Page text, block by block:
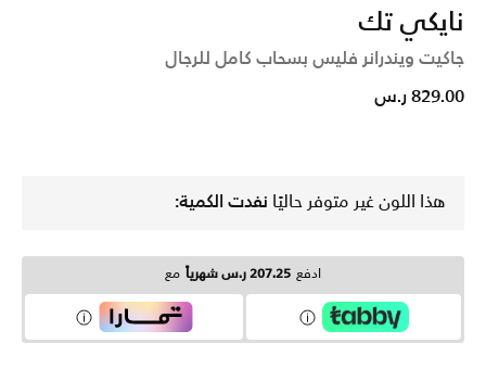
نايكي تك
جاكيت ويندرانر فليس بسحاب كامل للرجال
829.00 ر.س
هذا اللون غير متوفر حاليًا نفدت الكمية:
ادفع 207.25 ر.س شهرياً مع